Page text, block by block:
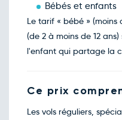
Bébés et enfants
Le tarif « bébé » (moins
(de 2 à moins de 12
l'enfant qui partage la
Ce prix
Les vols réguliers,